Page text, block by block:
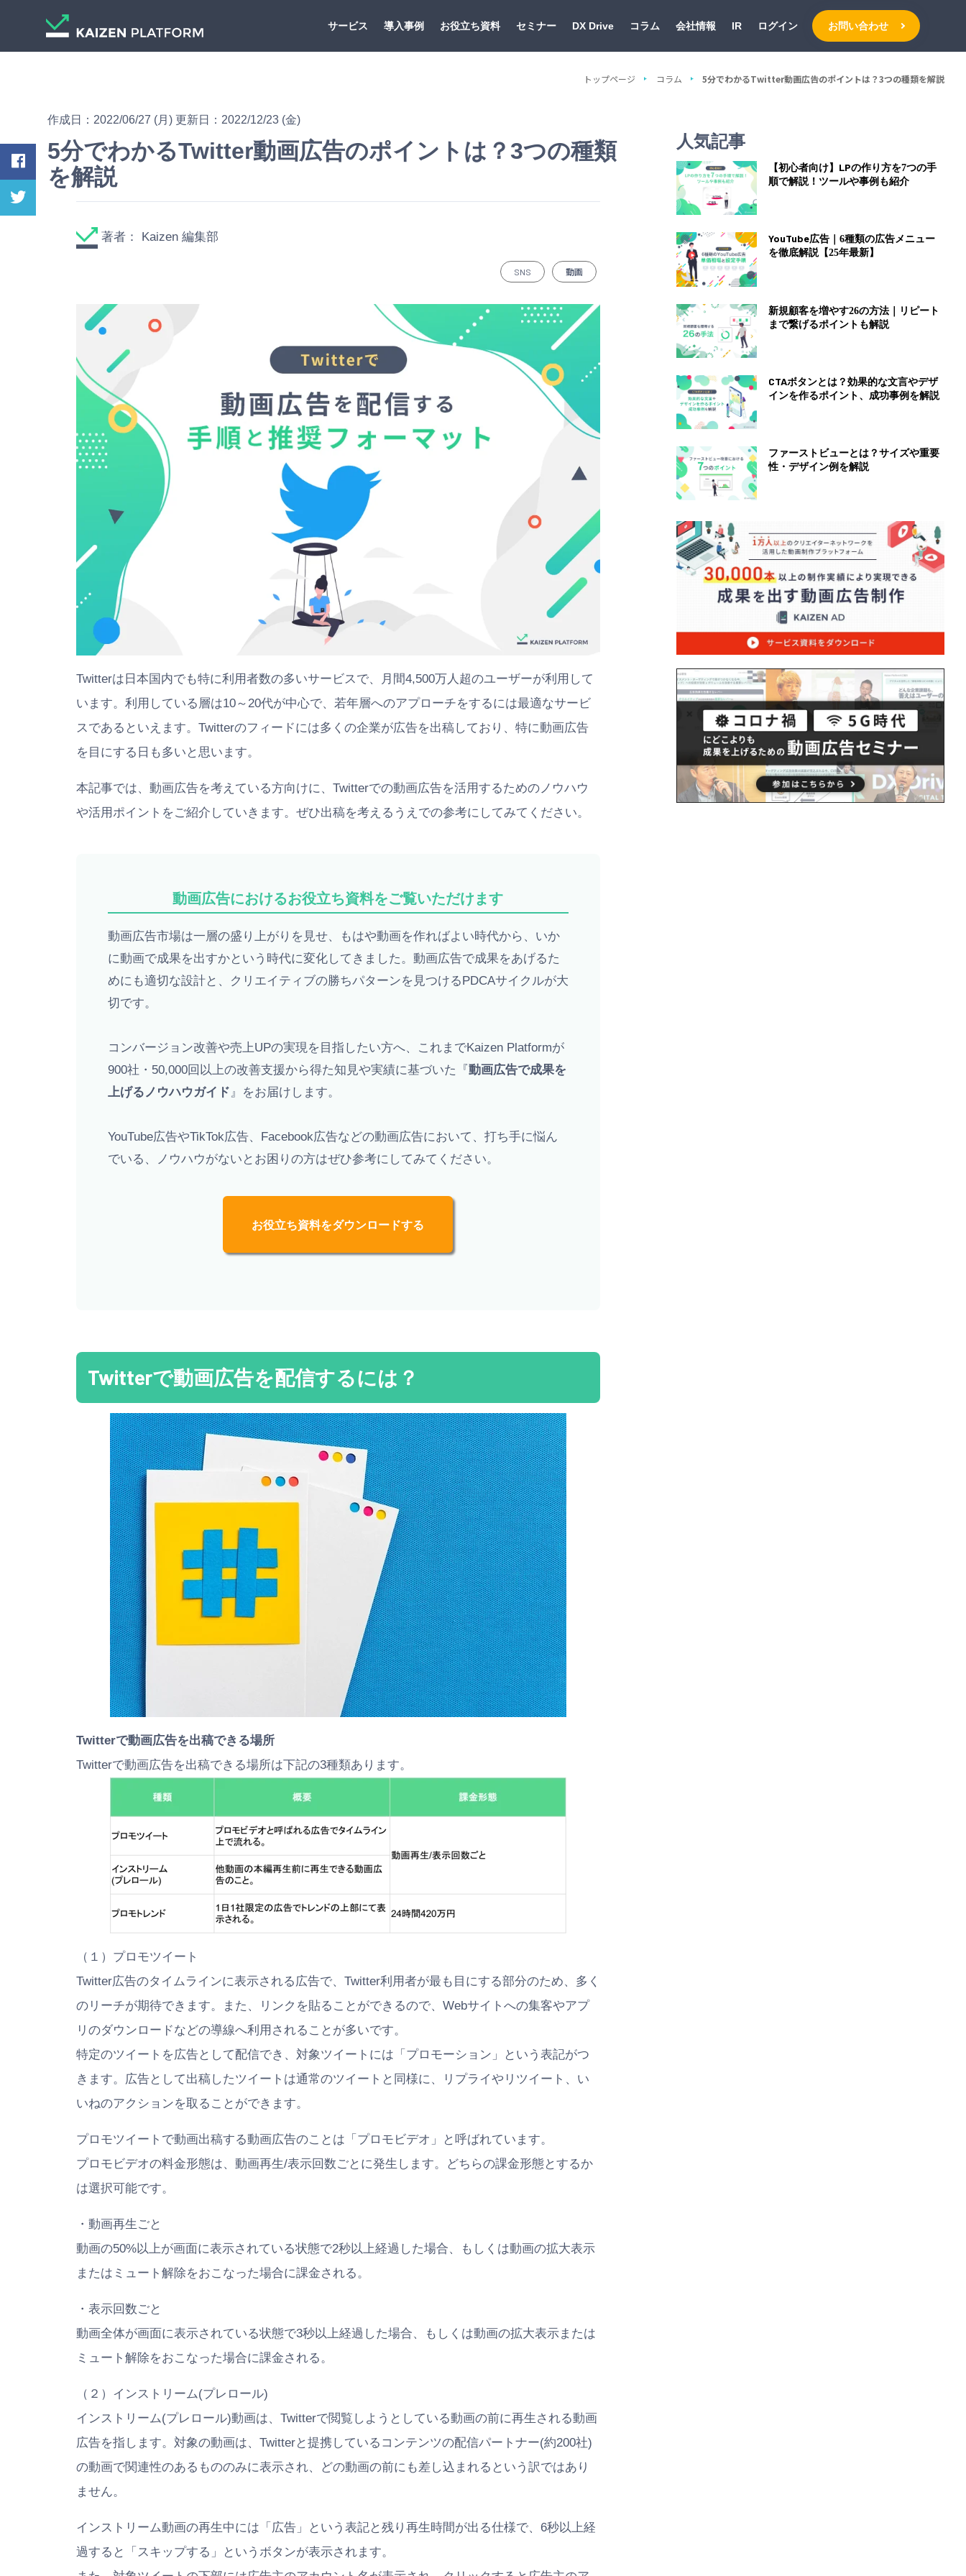
サービス 導入事例 お役立ち資料 セミナー DX Drive コラム 会社情報 IR ログイン お問い合わせ
トップページ コラム 5分でわかるTwitter動画広告のポイントは？3つの種類を解説
作成日：2022/06/27 (月) 更新日：2022/12/23 (金)
5分でわかるTwitter動画広告のポイントは？3つの種類
を解説
著者： Kaizen 編集部
SNS 動画
Twitterは日本国内でも特に利用者数の多いサービスで、月間4,500万人超のユーザーが利用して
います。利用している層は10～20代が中心で、若年層へのアプローチをするには最適なサービ
スであるといえます。Twitterのフィードには多くの企業が広告を出稿しており、特に動画広告
を目にする日も多いと思います。
本記事では、動画広告を考えている方向けに、Twitterでの動画広告を活用するためのノウハウ
や活用ポイントをご紹介していきます。ぜひ出稿を考えるうえでの参考にしてみてください。
動画広告におけるお役立ち資料をご覧いただけます
動画広告市場は一層の盛り上がりを見せ、もはや動画を作ればよい時代から、いか
に動画で成果を出すかという時代に変化してきました。動画広告で成果をあげるた
めにも適切な設計と、クリエイティブの勝ちパターンを見つけるPDCAサイクルが大
切です。
コンバージョン改善や売上UPの実現を目指したい方へ、これまでKaizen Platformが
900社・50,000回以上の改善支援から得た知見や実績に基づいた『 動画広告で成果を
上げるノウハウガイド』をお届けします。
YouTube広告やTikTok広告、Facebook広告などの動画広告において、打ち手に悩ん
でいる、ノウハウがないとお困りの方はぜひ参考にしてみてください。
お役立ち資料をダウンロードする
Twitterで動画広告を配信するには？
Twitterで動画広告を出稿できる場所
Twitterで動画広告を出稿できる場所は下記の3種類あります。
（１）プロモツイート
Twitter広告のタイムラインに表示される広告で、Twitter利用者が最も目にする部分のため、多く
のリーチが期待できます。また、リンクを貼ることができるので、Webサイトへの集客やアプ
リのダウンロードなどの導線へ利用されることが多いです。
特定のツイートを広告として配信でき、対象ツイートには「プロモーション」という表記がつ
きます。広告として出稿したツイートは通常のツイートと同様に、リプライやリツイート、い
いねのアクションを取ることができます。
プロモツイートで動画出稿する動画広告のことは「プロモビデオ」と呼ばれています。
プロモビデオの料金形態は、動画再生/表示回数ごとに発生します。どちらの課金形態とするか
は選択可能です。
・動画再生ごと
動画の50%以上が画面に表示されている状態で2秒以上経過した場合、もしくは動画の拡大表示
またはミュート解除をおこなった場合に課金される。
・表示回数ごと
動画全体が画面に表示されている状態で3秒以上経過した場合、もしくは動画の拡大表示または
ミュート解除をおこなった場合に課金される。
（２）インストリーム(プレロール)
インストリーム(プレロール)動画は、Twitterで閲覧しようとしている動画の前に再生される動画
広告を指します。対象の動画は、Twitterと提携しているコンテンツの配信パートナー(約200社)
の動画で関連性のあるもののみに表示され、どの動画の前にも差し込まれるという訳ではあり
ません。
インストリーム動画の再生中には「広告」という表記と残り再生時間が出る仕様で、6秒以上経
過すると「スキップする」というボタンが表示されます。
人気記事
【初心者向け】LPの作り方を7つの手
順で解説！ツールや事例も紹介
YouTube広告｜6種類の広告メニュー
を徹底解説【25年最新】
新規顧客を増やす26の方法｜リピート
まで繋げるポイントも解説
CTAボタンとは？効果的な文言やデザ
インを作るポイント、成功事例を解説
ファーストビューとは？サイズや重要
性・デザイン例を解説